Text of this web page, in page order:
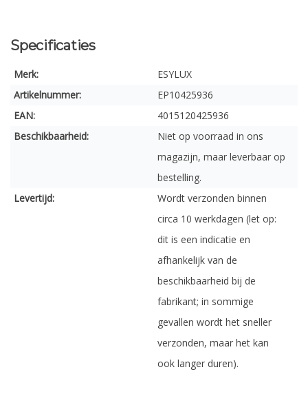
Specificaties
Merk:
ESYLUX
Artikelnummer:
EP10425936
EAN:
4015120425936
Beschikbaarheid:
Niet op voorraad in ons
magazijn, maar leverbaar op
bestelling.
Levertijd:
Wordt verzonden binnen
circa 10 werkdagen (let op:
dit is een indicatie en
afhankelijk van de
beschikbaarheid bij de
fabrikant; in sommige
gevallen wordt het sneller
verzonden, maar het kan
ook langer duren).